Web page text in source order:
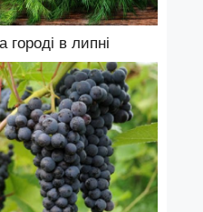
в липні